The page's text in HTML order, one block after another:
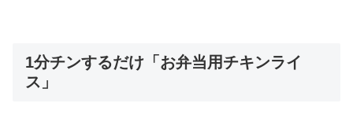
1分チンするだけ「お弁当用チキンライ
ス」